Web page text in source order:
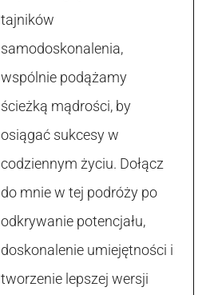
tajników
samodoskonalenia,
wspólnie podążamy
ścieżką mądrości, by
osiągać sukcesy w
codziennym życiu. Dołącz
do mnie w tej podróży po
odkrywanie potencjału,
doskonalenie umiejętności i
tworzenie lepszej wersji